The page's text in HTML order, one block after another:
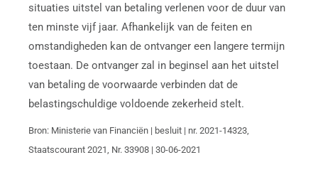
situaties uitstel van betaling verlenen voor de duur van
ten minste vijf jaar. Afhankelijk van de feiten en
omstandigheden kan de ontvanger een langere termijn
toestaan. De ontvanger zal in beginsel aan het uitstel
van betaling de voorwaarde verbinden dat de
belastingschuldige voldoende zekerheid stelt.
Bron: Ministerie van Financiën | besluit | nr. 2021-14323,
Staatscourant 2021, Nr. 33908 | 30-06-2021